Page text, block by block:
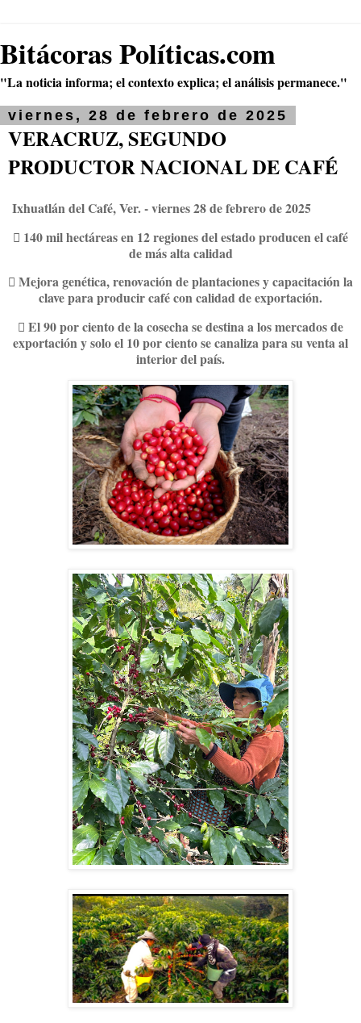
Bitácoras Políticas.com
"La noticia informa; el contexto explica; el análisis permanece."
viernes, 28 de febrero de 2025
VERACRUZ, SEGUNDO
PRODUCTOR NACIONAL DE CAFÉ
Ixhuatlán del Café, Ver. - viernes 28 de febrero de 2025
 140 mil hectáreas en 12 regiones del estado producen el café
de más alta calidad
 Mejora genética, renovación de plantaciones y capacitación la
clave para producir café con calidad de exportación.
 El 90 por ciento de la cosecha se destina a los mercados de
exportación y solo el 10 por ciento se canaliza para su venta al
interior del país.